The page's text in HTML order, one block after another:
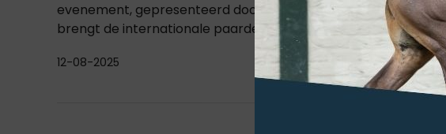
evenement, gepresenteerd door Horse Service International,
brengt de internationale paardensportgemeenschap samen...
12-08-2025